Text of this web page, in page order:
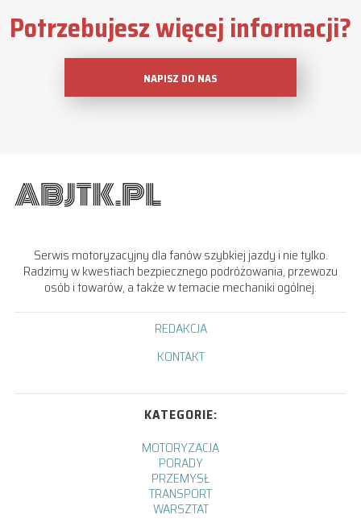
Potrzebujesz więcej informacji?
NAPISZ DO NAS
Serwis motoryzacyjny dla fanów szybkiej jazdy i nie tylko.
Radzimy w kwestiach bezpiecznego podróżowania, przewozu
osób i towarów, a także w temacie mechaniki ogólnej.
REDAKCJA
KONTAKT
KATEGORIE:
MOTORYZACJA
PORADY
PRZEMYSŁ
TRANSPORT
WARSZTAT